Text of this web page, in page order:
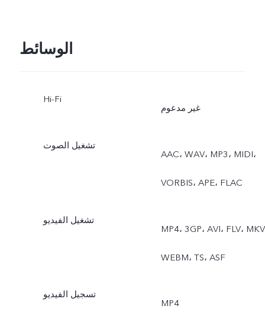
الوسائط
Hi-Fi
غير مدعوم
تشغيل الصوت
AAC، ‏WAV، ‏MP3، ‏MIDI،
‏VORBIS، ‏APE، ‏FLAC
تشغيل الفيديو
MP4، ‏3GP، ‏AVI، ‏FLV، ‏MKV،
‏WEBM، ‏TS، ‏ASF
تسجيل الفيديو
MP4